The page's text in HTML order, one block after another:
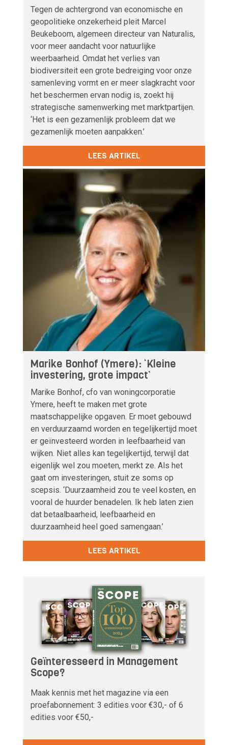
Tegen de achtergrond van economische en
geopolitieke onzekerheid pleit Marcel
Beukeboom, algemeen directeur van Naturalis,
voor meer aandacht voor natuurlijke
weerbaarheid. Omdat het verlies van
biodiversiteit een grote bedreiging voor onze
samenleving vormt en er meer slagkracht voor
het beschermen ervan nodig is, zoekt hij
strategische samenwerking met marktpartijen.
‘Het is een gezamenlijk probleem dat we
gezamenlijk moeten aanpakken.’
LEES ARTIKEL
Marike Bonhof (Ymere): ‘Kleine
investering, grote impact’
Marike Bonhof, cfo van woningcorporatie
Ymere, heeft te maken met grote
maatschappelijke opgaven. Er moet gebouwd
en verduurzaamd worden en tegelijkertijd moet
er geïnvesteerd worden in leefbaarheid van
wijken. Niet alles kan tegelijkertijd, terwijl dat
eigenlijk wel zou moeten, merkt ze. Als het
gaat om investeringen, stuit ze soms op
scepsis. ‘Duurzaamheid zou te veel kosten, en
vooral de huurder benadelen. Ik heb laten zien
dat betaalbaarheid, leefbaarheid en
duurzaamheid heel goed samengaan.’
LEES ARTIKEL
Geïnteresseerd in Management
Scope?
Maak kennis met het magazine via een
proefabonnement: 3 edities voor €30,- of 6
edities voor €50,-